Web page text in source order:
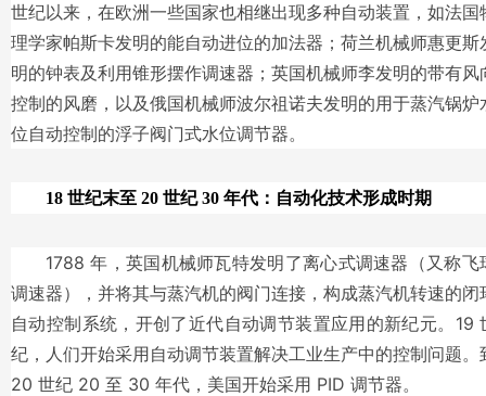
世纪以来，在欧洲一些国家也相继出现多种自动装置，如法国
理学家帕斯卡发明的能自动进位的加法器；荷兰机械师惠更斯
明的钟表及利用锥形摆作调速器；英国机械师李发明的带有风
控制的风磨，以及俄国机械师波尔祖诺夫发明的用于蒸汽锅炉
位自动控制的浮子阀门式水位调节器。
18 世纪末至 20 世纪 30 年代：自动化技术形成时期
1788 年，英国机械师瓦特发明了离心式调速器（又称飞
调速器），并将其与蒸汽机的阀门连接，构成蒸汽机转速的闭
自动控制系统，开创了近代自动调节装置应用的新纪元。19
纪，人们开始采用自动调节装置解决工业生产中的控制问题。
20 世纪 20 至 30 年代，美国开始采用 PID 调节器。